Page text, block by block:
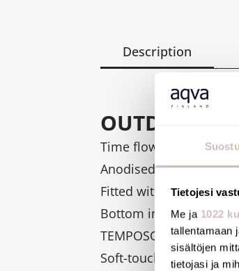
Tietojesi
Me ja 1022
tallentamaan
sisältöjen
tietojasi ja
Description
OUTDOOR
Time flow shower
Anodised aluminium
Fitted with two
Bottom inlet via
TEMPOSOFT 2 time
Soft-touch operation.